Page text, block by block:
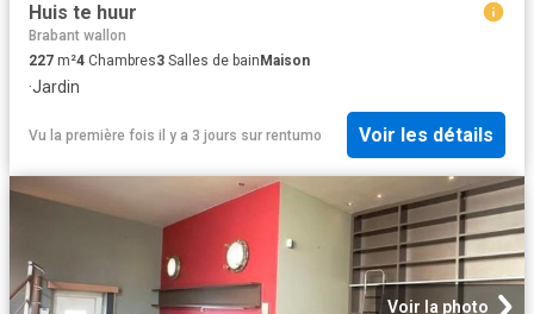
Huis te huur
Brabant wallon
227 m²4 Chambres3 Salles de bain Maison
·Jardin
Vu la première fois il y a 3 jours sur rentumo Voir les détails
Voir la photo